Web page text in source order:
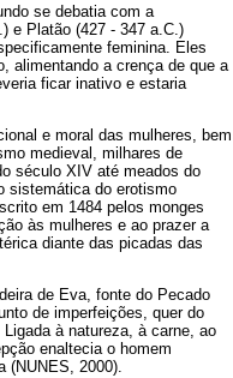
se debatia com a
e Platão (427 - 347 a.C.)
feminina. Eles
alimentando a crença de que a
ficar inativo e estaria
e moral das mulheres, bem
medieval, milhares de
século XIV até meados do
sistemática do erotismo
em 1484 pelos monges
às mulheres e ao prazer a
diante das picadas das
de Eva, fonte do Pecado
de imperfeições, quer do
à natureza, à carne, ao
enaltecia o homem
(NUNES, 2000).